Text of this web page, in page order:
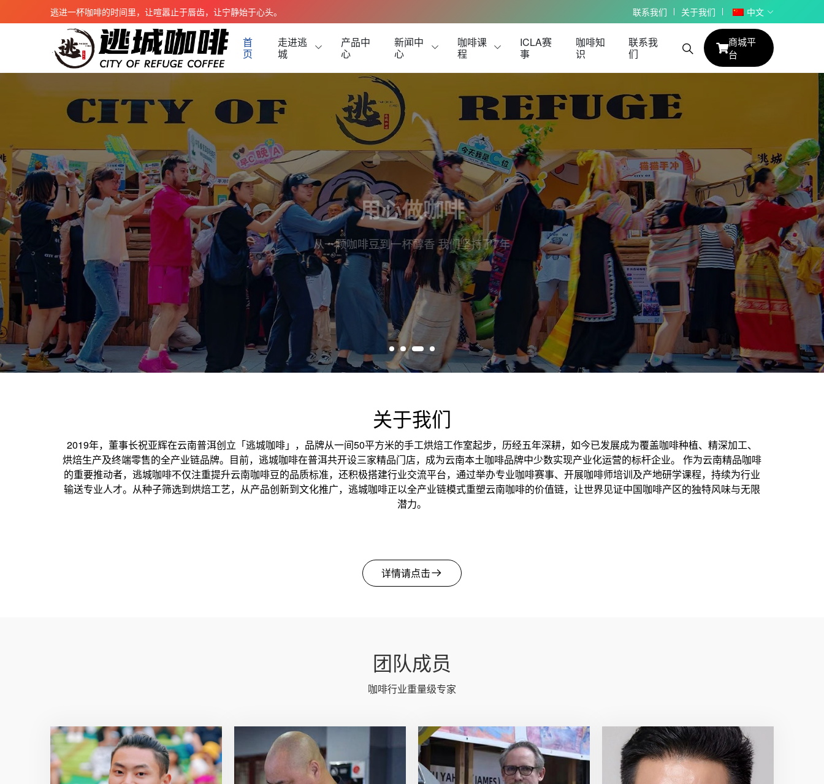
逃进一杯咖啡的时间里，让喧嚣止于唇齿，让宁静始于心头。 联系我们 关于我们 中文
首
页
走进逃
城
产品中
心
新闻中
心
咖啡课
程
ICLA赛
事
咖啡知
识
联系我
们
商城平
台
用心做咖啡
从一颗咖啡豆到一杯醇香 我们坚持了7年
关于我们
2019年，董事长祝亚辉在云南普洱创立「逃城咖啡」，品牌从一间50平方米的手工烘焙工作室起步，历经五年深耕，如今已发展成为覆盖咖啡种植、精深加工、
烘焙生产及终端零售的全产业链品牌。目前，逃城咖啡在普洱共开设三家精品门店，成为云南本土咖啡品牌中少数实现产业化运营的标杆企业。 作为云南精品咖啡
的重要推动者，逃城咖啡不仅注重提升云南咖啡豆的品质标准，还积极搭建行业交流平台，通过举办专业咖啡赛事、开展咖啡师培训及产地研学课程，持续为行业
输送专业人才。从种子筛选到烘焙工艺，从产品创新到文化推广，逃城咖啡正以全产业链模式重塑云南咖啡的价值链，让世界见证中国咖啡产区的独特风味与无限
潜力。
详情请点击
团队成员
咖啡行业重量级专家